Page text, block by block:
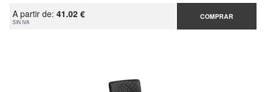
A partir de: 41.02 €
SIN IVA
COMPRAR